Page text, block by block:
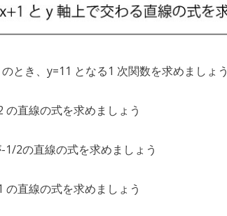
とき、y=11 となる1 次関数を求めましょう
直線の式を求めましょう
2の直線の式を求めましょう
直線の式を求めましょう